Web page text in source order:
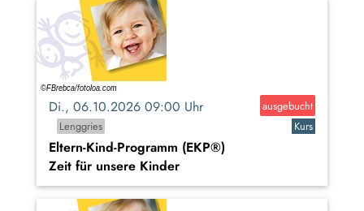
Di., 06.10.2026 09:00 Uhr
ausgebucht
Lenggries
Kurs
Eltern-Kind-Programm (EKP®)
Zeit für unsere Kinder